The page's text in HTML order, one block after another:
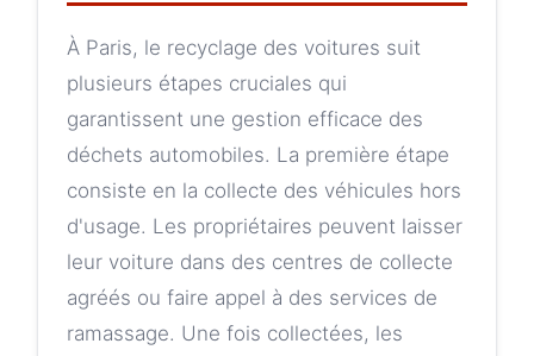
À Paris, le recyclage des voitures suit
plusieurs étapes cruciales qui
garantissent une gestion efficace des
déchets automobiles. La première étape
consiste en la collecte des véhicules hors
d'usage. Les propriétaires peuvent laisser
leur voiture dans des centres de collecte
agréés ou faire appel à des services de
ramassage. Une fois collectées, les